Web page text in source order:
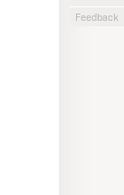
Feedback